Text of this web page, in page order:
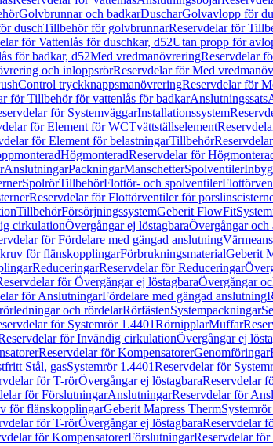
Golvbrunnar och badkarDuscharGolvavlopp för
duschTillbehör för golvbrunnarReservdelar för
för Vattenlås för duschkar, d52Utan propp för
för badkar, d52Med vredmanövreringReservdelar
och inloppsrörReservdelar för Med
tryckknappsmanövreringReservdelar för
för Tillbehör för vattenlås för badkarAnslutningssats
för SystemväggarInstallationssystem
för Element för WCTvättställselement
för Element för belastningarTillbehör
HögmonteradReservdelar för
AnslutningarPackningarManschetterSpolventiler
SpolrörTillbehörFlottör- och spolventiler
Reservdelar för Flottörventiler för
TillbehörFörsörjningssystemGeberit FlowFit
cirkulationÖvergångar ej löstagbaraÖvergångar och
för Fördelare med gängad anslutning
för flänskopplingarFörbrukningsmaterialGeberit
ReduceringarReservdelar för Reduceringar
för Övergångar ej löstagbaraÖvergångar
för AnslutningarFördelare med gängad anslutning
och rördelarRörfästenSystempackningar
för Systemrör 1.4401RörnipplarMuffar
för Invändig cirkulationÖvergångar ej
Reservdelar för KompensatorerGenomföringar
Stål, gasSystemrör 1.4401Reservdelar för
för T-rörÖvergångar ej löstagbaraReservdelar
för FörslutningarAnslutningarReservdelar för
för flänskopplingarGeberit Mapress Therm
för T-rörÖvergångar ej löstagbaraReservdelar
för KompensatorerFörslutningarReservdelar